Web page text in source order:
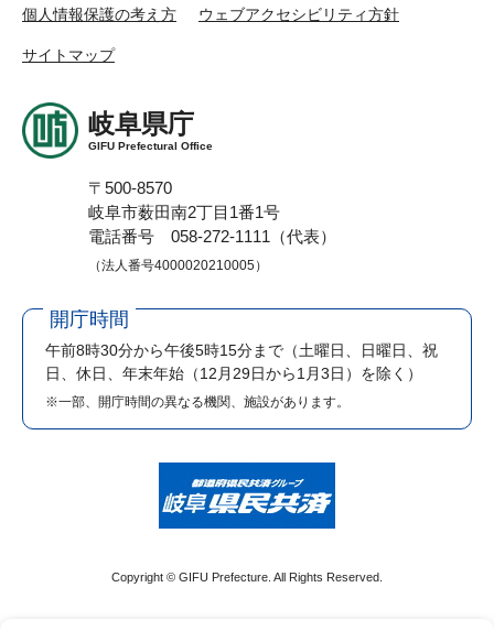
個人情報保護の考え方 ウェブアクセシビリティ方針
サイトマップ
岐阜県庁
GIFU Prefectural Office
〒500-8570
岐阜市薮田南2丁目1番1号
電話番号 058-272-1111（代表）
（法人番号4000020210005）
開庁時間
午前8時30分から午後5時15分まで （土曜日、日曜日、祝
日、休日、年末年始（12月29日から1月3日）を除く）
※一部、開庁時間の異なる機関、施設があります。
Copyright © GIFU Prefecture. All Rights Reserved.